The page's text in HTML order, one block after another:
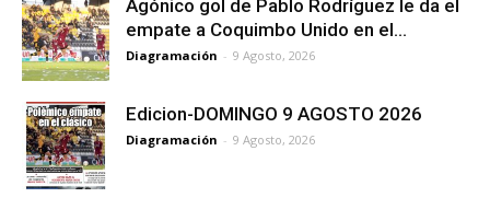
Agónico gol de Pablo Rodríguez le da el
empate a Coquimbo Unido en el...
Diagramación - 9 Agosto, 2026
Edicion-DOMINGO 9 AGOSTO 2026
Diagramación - 9 Agosto, 2026